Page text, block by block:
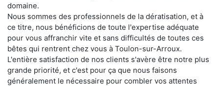
domaine.
Nous sommes des professionnels de la dératisation, et à
ce titre, nous bénéficions de toute l'expertise adéquate
pour vous affranchir vite et sans difficultés de toutes ces
bêtes qui rentrent chez vous à Toulon-sur-Arroux.
L'entière satisfaction de nos clients s'avère être notre plus
grande priorité, et c'est pour ça que nous faisons
généralement le nécessaire pour combler vos attentes